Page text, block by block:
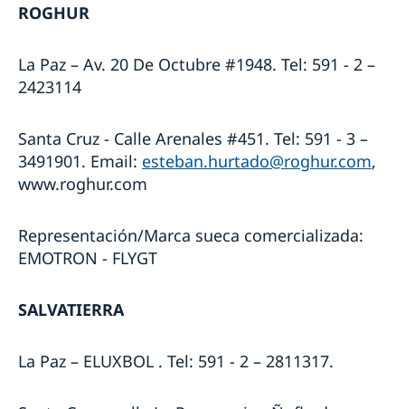
ROGHUR
La Paz – Av. 20 De Octubre #1948. Tel: 591 - 2 –
2423114
Santa Cruz - Calle Arenales #451. Tel: 591 - 3 –
3491901. Email: esteban.hurtado@roghur.com,
www.roghur.com
Representación/Marca sueca comercializada:
EMOTRON - FLYGT
SALVATIERRA
La Paz – ELUXBOL . Tel: 591 - 2 – 2811317.